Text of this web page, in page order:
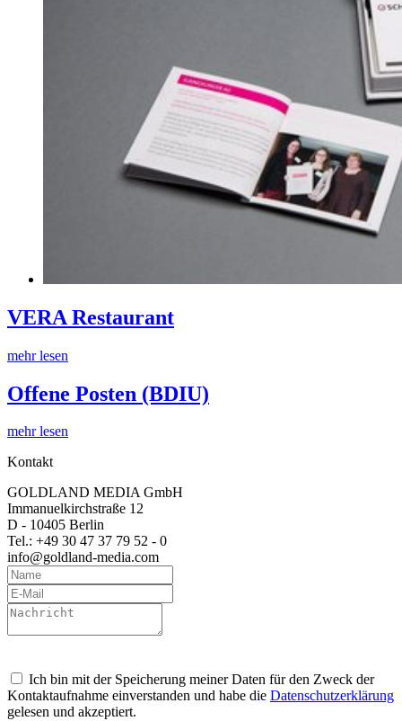
VERA Restaurant
mehr lesen
Offene Posten (BDIU)
mehr lesen
Kontakt
GOLDLAND MEDIA GmbH
Immanuelkirchstraße 12
D - 10405 Berlin
Tel.: +49 30 47 37 79 52 - 0
info@goldland-media.com
Ich bin mit der Speicherung meiner Daten für den Zweck der
Kontaktaufnahme einverstanden und habe die Datenschutzerklärung
gelesen und akzeptiert.